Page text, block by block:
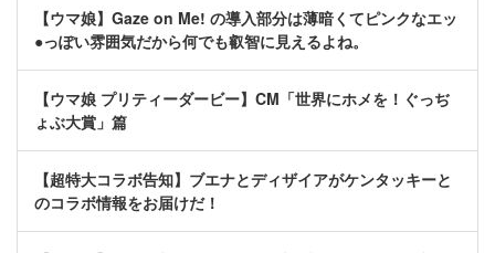
【ウマ娘】Gaze on Me! の導入部分は薄暗くてピンクなエッ
●っぽい雰囲気だから何でも叡智に見えるよね。
【ウマ娘 プリティーダービー】CM「世界にホメを！ぐっぢ
ょぶ大賞」篇
【超特大コラボ告知】ブエナとディザイアがケンタッキーと
のコラボ情報をお届けだ！